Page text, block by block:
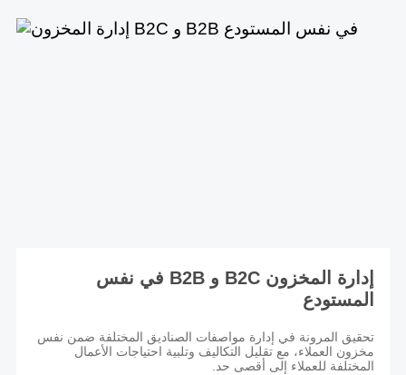
إدارة المخزون B2C و B2B في نفس
المستودع
تحقيق المرونة في إدارة مواصفات الصناديق المختلفة ضمن نفس
مخزون العملاء، مع تقليل التكاليف وتلبية احتياجات الأعمال
المختلفة للعملاء إلى أقصى حد.